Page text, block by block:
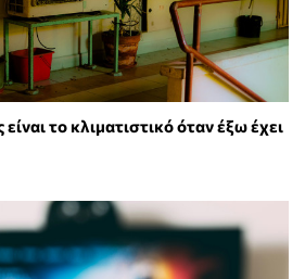
το κλιματιστικό όταν έξω έχει